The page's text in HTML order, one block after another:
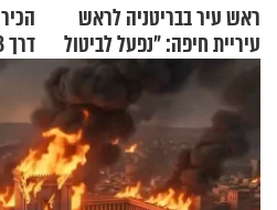
ראש עיר בבריטניה לראש
עיריית חיפה: ״נפעל לביטול
ברית הערים התאומות״